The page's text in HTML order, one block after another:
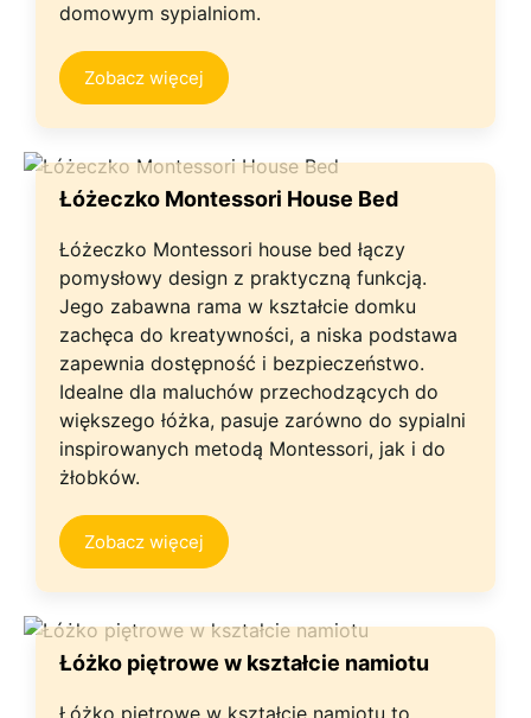
domowym sypialniom.
Zobacz więcej
Łóżeczko Montessori House Bed
Łóżeczko Montessori house bed łączy
pomysłowy design z praktyczną funkcją.
Jego zabawna rama w kształcie domku
zachęca do kreatywności, a niska podstawa
zapewnia dostępność i bezpieczeństwo.
Idealne dla maluchów przechodzących do
większego łóżka, pasuje zarówno do sypialni
inspirowanych metodą Montessori, jak i do
żłobków.
Zobacz więcej
Łóżko piętrowe w kształcie namiotu